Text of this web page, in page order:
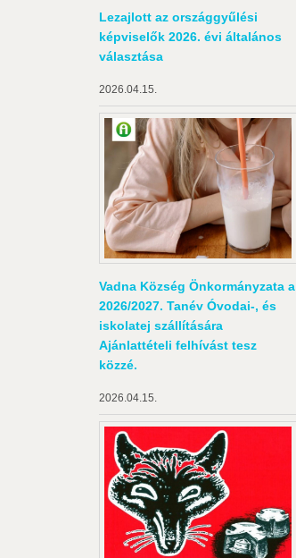
Lezajlott az országgyűlési
képviselők 2026. évi általános
választása
2026.04.15.
Vadna Község Önkormányzata a
2026/2027. Tanév Óvodai-, és
iskolatej szállítására
Ajánlattételi felhívást tesz
közzé.
2026.04.15.